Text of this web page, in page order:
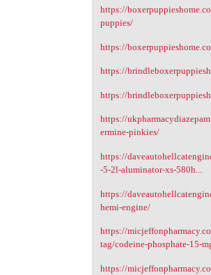
https://
puppies/
https://
https://
https://
https://
ermine-pinkies/
https://
-5-2l-aluminator-xs-580h...
https://
hemi-engine/
https://
tag/codeine-phosphate-15-
https://